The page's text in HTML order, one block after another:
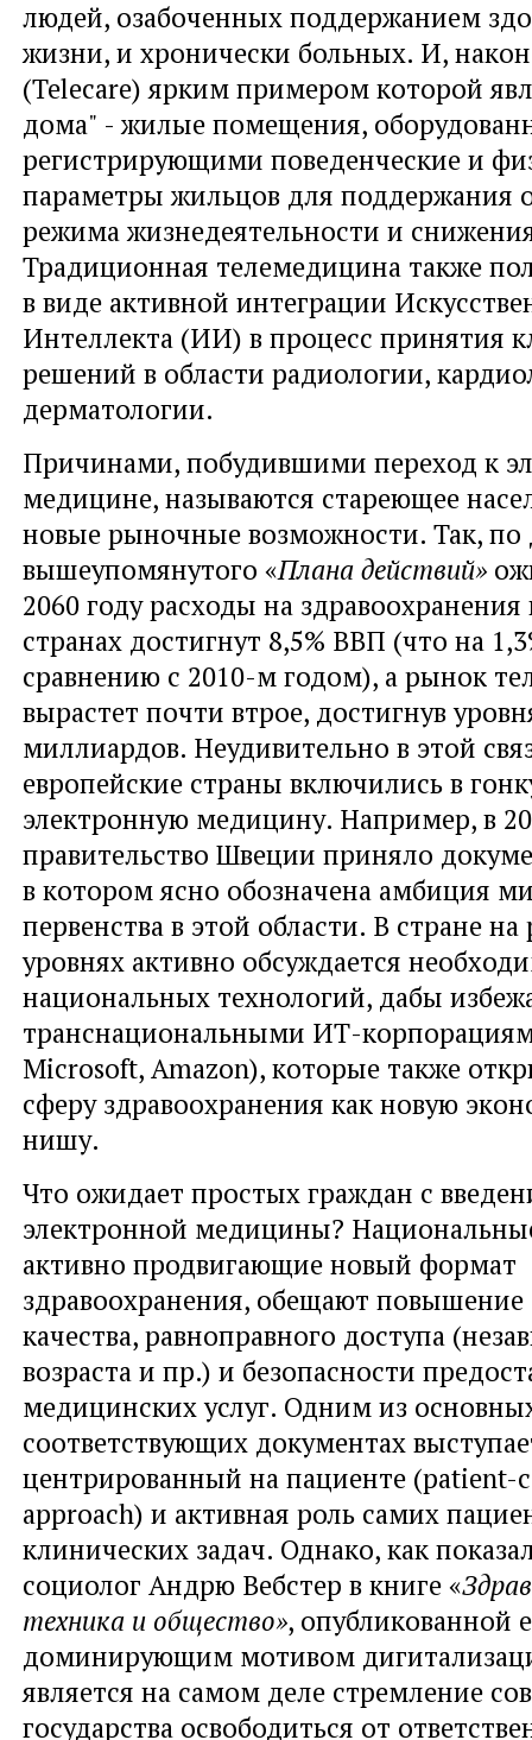
людей, озабоченных поддержанием
жизни, и хронически больных. И,
(Telecare) ярким примером которой
дома" - жилые помещения,
регистрирующими поведенческие и
параметры жильцов для поддержания
режима жизнедеятельности и
Традиционная телемедицина также
в виде активной интеграции
Интеллекта (ИИ) в процесс принятия
решений в области радиологии,
дерматологии.
Причинами, побудившими переход к
медицине, называются стареющее
новые рыночные возможности. Так,
вышеупомянутого «Плана действий»
2060 году расходы на здравоохранения
странах достигнут 8,5% ВВП (что на
сравнению с 2010-м годом), a рынок
вырастет почти втрое, достигнув
миллиардов. Неудивительно в этой
европейские страны включились в
электронную медицину. Например, в
правительство Швеции приняло
в котором ясно обозначена амбиция
первенства в этой области. В стране
уровнях активно обсуждается
национальных технологий, дабы
транснациональными ИТ-
Microsoft, Amazon), которые также
сферу здравоохранения как новyю
нишу.
Что ожидает простых граждан с
электронной медицины?
активно продвигающие новый формат
здравоохранения, обещают
качества, равноправного доступа
возраста и пр.) и безопасности
медицинских услуг. Одним из
соответствующих документах
центрированный на пациентe (patient-
approach) и активная роль самих
клинических задач. Однако, как
социолог Андрю Вебстер в книге «
техника и общество», опубликованной
доминирующим мотивом
является на самом деле стремление
государства освободиться от